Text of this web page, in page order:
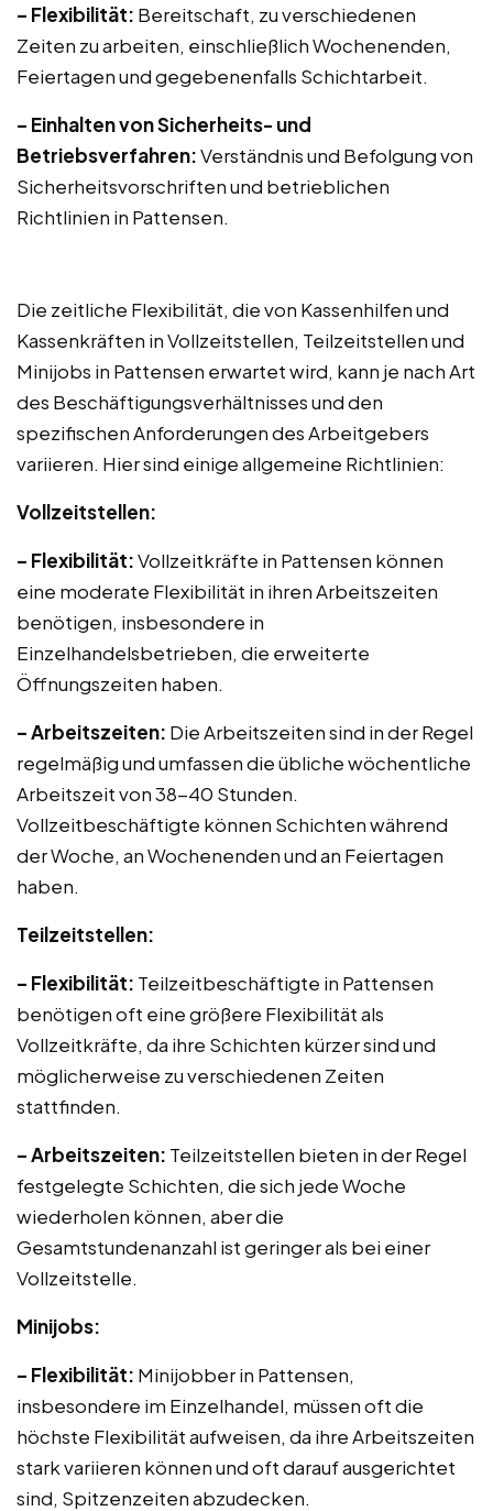
– Flexibilität: Bereitschaft, zu verschiedenen
Zeiten zu arbeiten, einschließlich Wochenenden,
Feiertagen und gegebenenfalls Schichtarbeit.
– Einhalten von Sicherheits- und
Betriebsverfahren:Verständnis und Befolgung von
Sicherheitsvorschriften und betrieblichen
Richtlinien in Pattensen.
Die zeitliche Flexibilität, die von Kassenhilfen und
Kassenkräften in Vollzeitstellen, Teilzeitstellen und
Minijobs in Pattensen erwartet wird, kann je nach Art
des Beschäftigungsverhältnisses und den
spezifischen Anforderungen des Arbeitgebers
variieren. Hier sind einige allgemeine Richtlinien:
Vollzeitstellen:
– Flexibilität:Vollzeitkräfte in Pattensen können
eine moderate Flexibilität in ihren Arbeitszeiten
benötigen, insbesondere in
Einzelhandelsbetrieben, die erweiterte
Öffnungszeiten haben.
– Arbeitszeiten: Die Arbeitszeiten sind in der Regel
regelmäßig und umfassen die übliche wöchentliche
Arbeitszeit von 38-40 Stunden.
Vollzeitbeschäftigte können Schichten während
der Woche, an Wochenenden und an Feiertagen
haben.
Teilzeitstellen:
– Flexibilität: Teilzeitbeschäftigte in Pattensen
benötigen oft eine größere Flexibilität als
Vollzeitkräfte, da ihre Schichten kürzer sind und
möglicherweise zu verschiedenen Zeiten
stattfinden.
– Arbeitszeiten: Teilzeitstellen bieten in der Regel
festgelegte Schichten, die sich jede Woche
wiederholen können, aber die
Gesamtstundenanzahl ist geringer als bei einer
Vollzeitstelle.
Minijobs:
– Flexibilität: Minijobber in Pattensen,
insbesondere im Einzelhandel, müssen oft die
höchste Flexibilität aufweisen, da ihre Arbeitszeiten
stark variieren können und oft darauf ausgerichtet
sind, Spitzenzeiten abzudecken.